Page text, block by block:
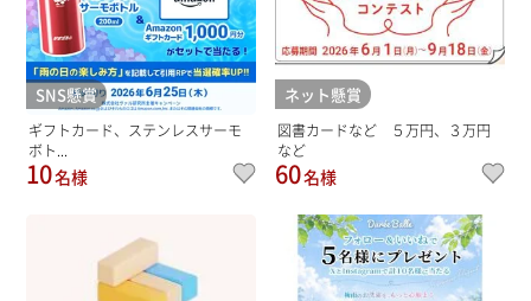
SNS懸賞
ギフトカード、ステンレスサーモ
ボト...
10名様
ネット懸賞
図書カードなど ５万円、３万円
など
60名様